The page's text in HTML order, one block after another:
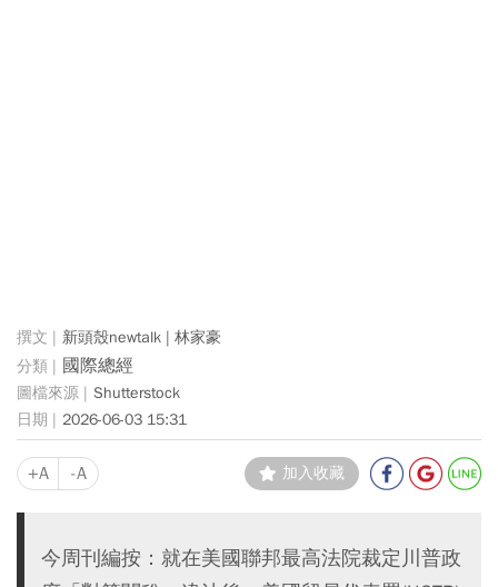
新頭殼newtalk | 林家豪
國際總經
Shutterstock
2026-06-03 15:31
+A -A 加入收藏
今周刊編按：就在美國聯邦最高法院裁定川普政